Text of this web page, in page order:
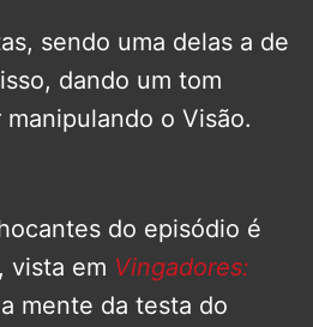
sendo uma delas a de
dando um tom
o Visão.
do episódio é
vista em Vingadores:
mente da testa do